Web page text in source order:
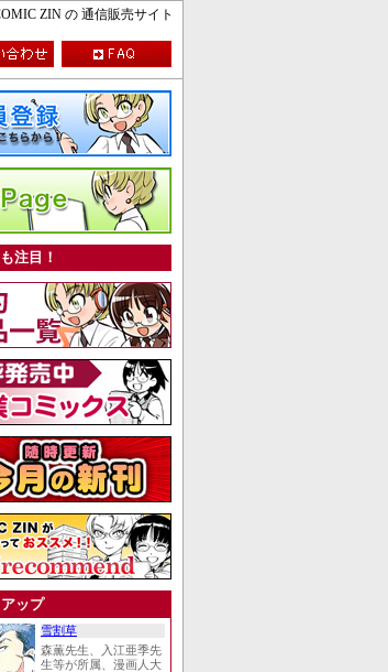
ZIN の 通信販売サイト
注目！
ップ
雪割草
森薫先生、入江亜季先
生等が所属、漫画人大